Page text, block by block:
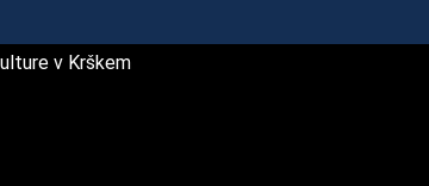
v Krškem